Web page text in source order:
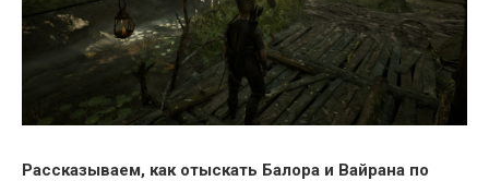
Рассказываем, как отыскать Балора и Вайрана по